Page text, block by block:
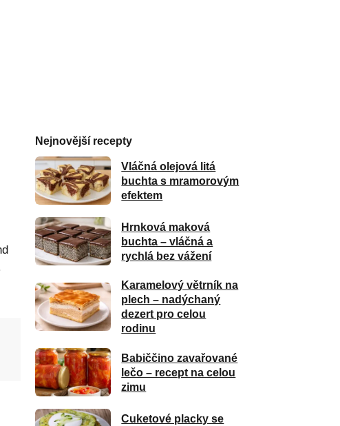
Nejnovější recepty
Vláčná olejová litá
buchta s mramorovým
efektem
Hrnková maková
buchta – vláčná a
rychlá bez vážení
Karamelový větrník na
plech – nadýchaný
dezert pro celou
rodinu
Babiččino zavařované
lečo – recept na celou
zimu
Cuketové placky se